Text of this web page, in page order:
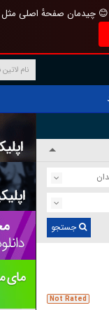
چیدمان صفحهٔ اصلی
جستجو
Not Rated